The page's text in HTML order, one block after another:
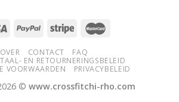
OVER CONTACT
FAQ
EN RETOURNERINGSBELEID
VOORWAARDEN
PRIVACYBELEID
© www.crossfitchi-rho.com